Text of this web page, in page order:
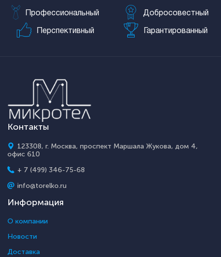
Профессиональный Добросовестный
Перспективный Гарантированный
Контакты
123308, г. Москва, проспект Маршала Жукова, дом 4,
офис 610
+ 7 (499) 346-75-68
info@torelko.ru
Информация
О компании
Новости
Доставка